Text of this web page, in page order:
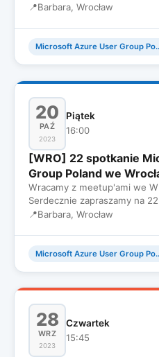
User Group Pola…
📍Barbara, Wrocław
Microsoft
20
PAŹ
2023
Piątek
16:00
[WRO] 22 spotkanie
Group Poland we
Wracamy z meetup'ami we
Serdecznie zapraszamy na
User Group Pola…
📍Barbara, Wrocław
Microsoft
28
WRZ
2023
Czwartek
15:45